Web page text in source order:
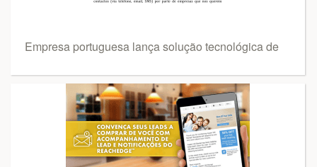
Empresa portuguesa lança solução tecnológica de